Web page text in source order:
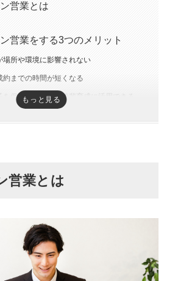
営業とは
営業をする3つのメリット
場所や環境に影響されない
約までの時間が短くなる
を保存しやすく、後輩育成に活用できる
手に取って確認してもらえない
営業を成功させる9つのコツ
談への参加者を把握する
ークスクリプトを用意する
視覚的にわかりやすくインパクトのある資
もっと見る
営業とは